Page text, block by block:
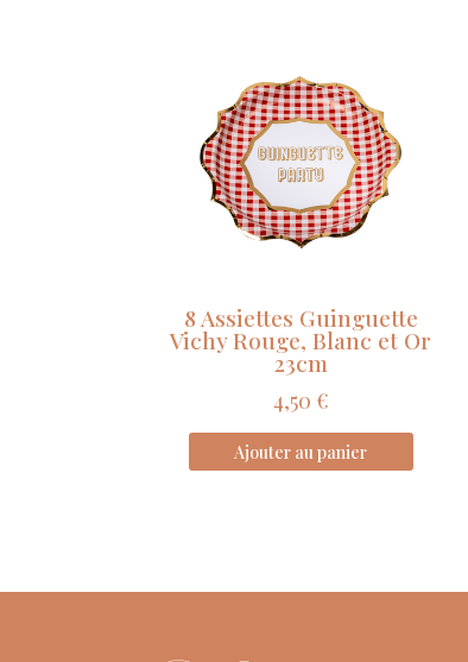
8 Assiettes Guinguette
Vichy Rouge, Blanc et Or
23cm
4,50 €
Ajouter au panier